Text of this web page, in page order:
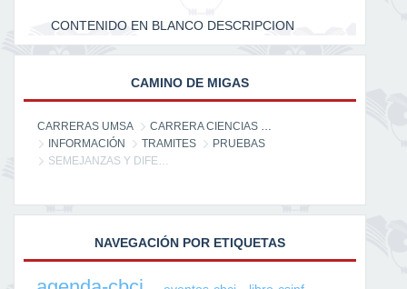
CONTENIDO EN BLANCO DESCRIPCION
CAMINO DE MIGAS
CARRERAS UMSA
CARRERA CIENCIAS DE LA INFORMACIÓN
INFORMACIÓN
TRAMITES
PRUEBAS
SEMEJANZAS Y DIFERENCIAS ENTRE UNA TESIS Y PROYECTO DE GRADO
NAVEGACIÓN POR ETIQUETAS